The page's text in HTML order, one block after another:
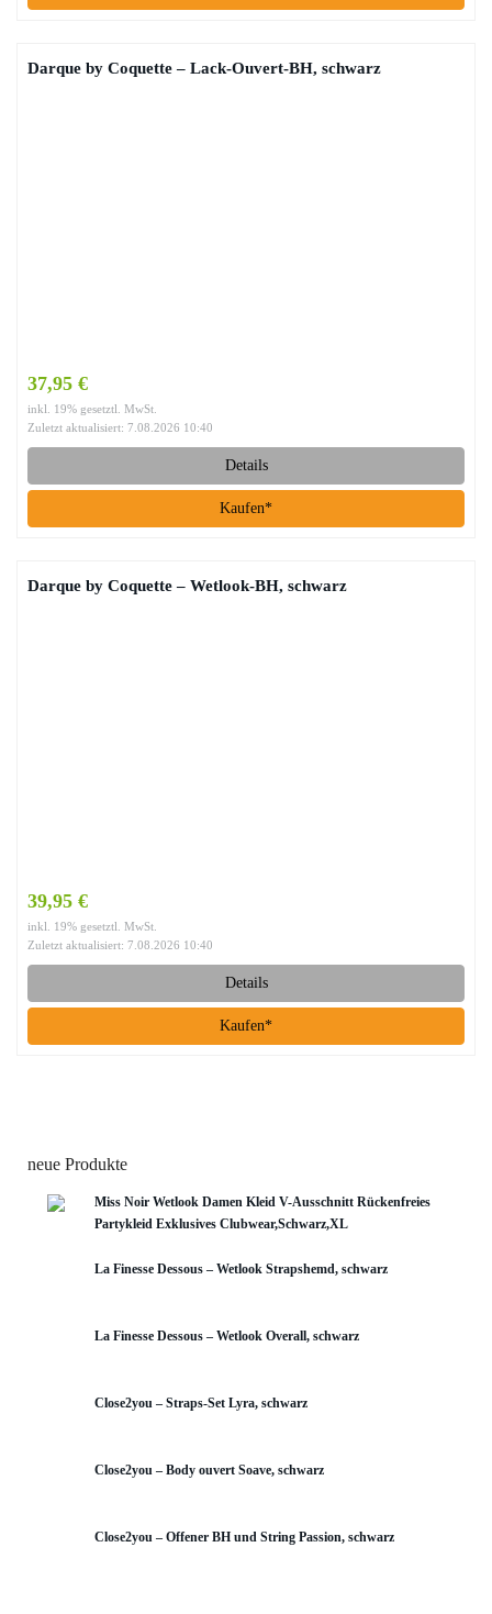
Darque by Coquette – Lack-Ouvert-BH, schwarz
37,95 €
inkl. 19% gesetztl. MwSt.
Zuletzt aktualisiert: 7.08.2026 10:40
Details
Kaufen*
Darque by Coquette – Wetlook-BH, schwarz
39,95 €
inkl. 19% gesetztl. MwSt.
Zuletzt aktualisiert: 7.08.2026 10:40
Details
Kaufen*
neue Produkte
Miss Noir Wetlook Damen Kleid V-Ausschnitt Rückenfreies
Partykleid Exklusives Clubwear,Schwarz,XL
La Finesse Dessous – Wetlook Strapshemd, schwarz
La Finesse Dessous – Wetlook Overall, schwarz
Close2you – Straps-Set Lyra, schwarz
Close2you – Body ouvert Soave, schwarz
Close2you – Offener BH und String Passion, schwarz